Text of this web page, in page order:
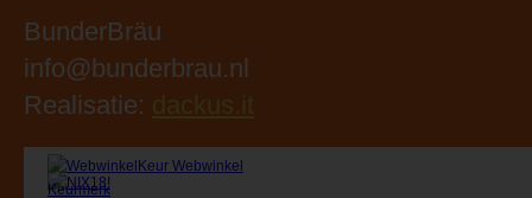
BunderBräu
info@bunderbrau.nl
Realisatie: